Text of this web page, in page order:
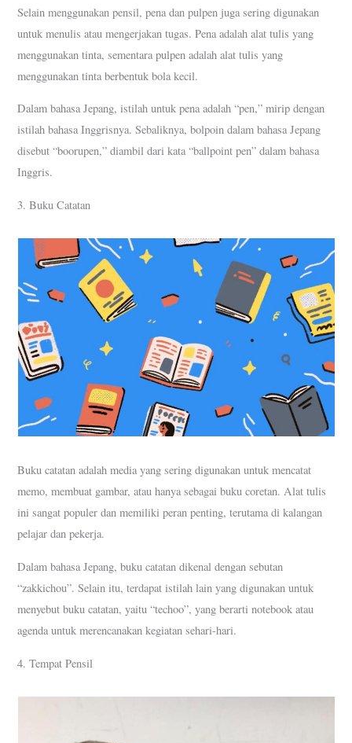
Selain menggunakan pensil, pena dan pulpen juga sering digunakan
untuk menulis atau mengerjakan tugas. Pena adalah alat tulis yang
menggunakan tinta, sementara pulpen adalah alat tulis yang
menggunakan tinta berbentuk bola kecil.
Dalam bahasa Jepang, istilah untuk pena adalah “pen,” mirip dengan
istilah bahasa Inggrisnya. Sebaliknya, bolpoin dalam bahasa Jepang
disebut “boorupen,” diambil dari kata “ballpoint pen” dalam bahasa
Inggris.
3. Buku Catatan
Buku catatan adalah media yang sering digunakan untuk mencatat
memo, membuat gambar, atau hanya sebagai buku coretan. Alat tulis
ini sangat populer dan memiliki peran penting, terutama di kalangan
pelajar dan pekerja.
Dalam bahasa Jepang, buku catatan dikenal dengan sebutan
“zakkichou”. Selain itu, terdapat istilah lain yang digunakan untuk
menyebut buku catatan, yaitu “techoo”, yang berarti notebook atau
agenda untuk merencanakan kegiatan sehari-hari.
4. Tempat Pensil